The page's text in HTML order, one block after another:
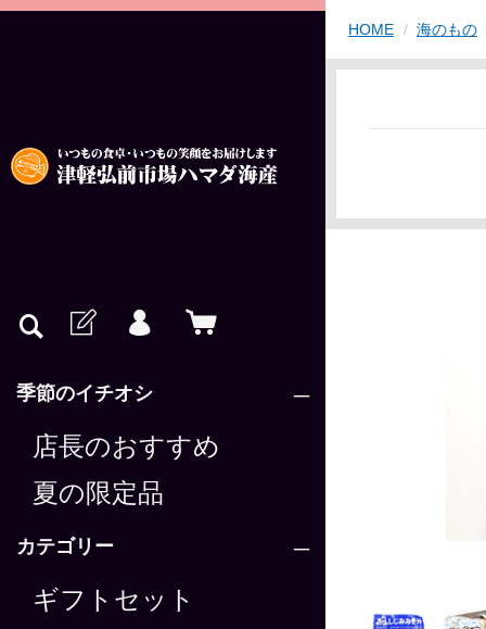
季節のイチオシ
店長のおすすめ
夏の限定品
カテゴリー
ギフトセット
HOME 海のもの